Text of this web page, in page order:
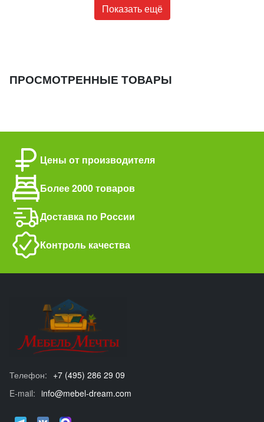
Показать ещё
ПРОСМОТРЕННЫЕ ТОВАРЫ
Цены от производителя
Более 2000 товаров
Доставка по России
Контроль качества
Телефон: +7 (495) 286 29 09
E-mail: info@mebel-dream.com